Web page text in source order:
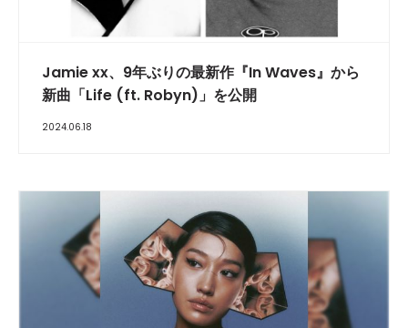
Jamie xx、9年ぶりの最新作『In Waves』から
新曲「Life (ft. Robyn)」を公開
2024.06.18